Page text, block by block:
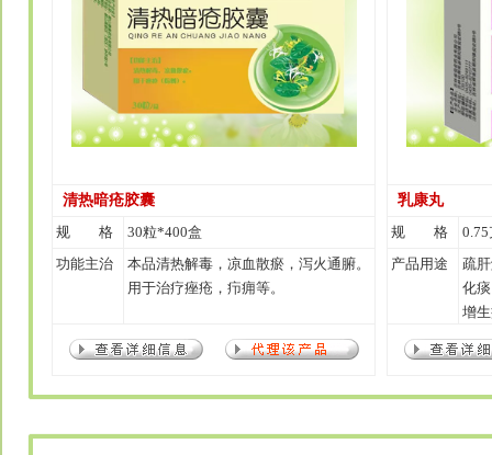
清热暗疮胶囊
规 格
30粒*400盒
功能主治
本品清热解毒，凉血散瘀，泻火通腑。
用于治疗痤疮，疖痈等。
乳康丸
规 格
产品用途
疏
化
增